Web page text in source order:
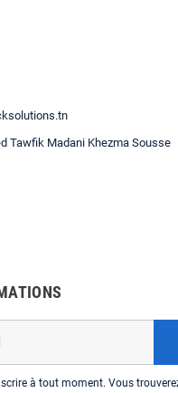
Tawfik Madani Khezma Sousse
à tout moment. Vous